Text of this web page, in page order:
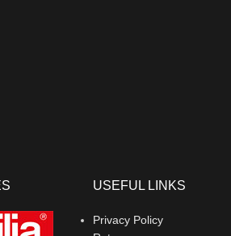
και σκούτερ από την ιταλική
της εταιρείας περιλαμβάνονται
USEFUL LINKS
Privacy Policy